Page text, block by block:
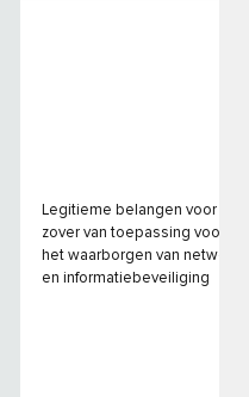
Legitieme belangen voor
zover van toepassing voor
het waarborgen van netwerk-
en informatiebeveiliging